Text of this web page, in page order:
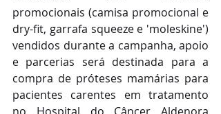
promocionais (camisa promocional e
dry-fit, garrafa squeeze e 'moleskine')
vendidos durante a campanha, apoio
e parcerias será destinada para a
compra de próteses mamárias para
pacientes carentes em tratamento